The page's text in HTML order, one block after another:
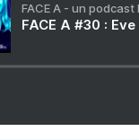
FACE A - un
FACE A #30 :